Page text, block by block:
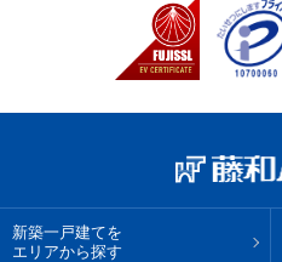
新築一戸建てを
エリアから探す